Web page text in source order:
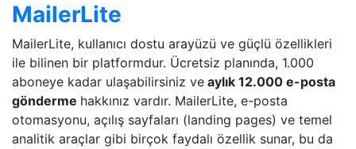
MailerLite
MailerLite, kullanıcı dostu arayüzü ve güçlü özellikleri
ile bilinen bir platformdur. Ücretsiz planında, 1.000
aboneye kadar ulaşabilirsiniz ve aylık 12.000 e-posta
gönderme hakkınız vardır. MailerLite, e-posta
otomasyonu, açılış sayfaları (landing pages) ve temel
analitik araçlar gibi birçok faydalı özellik sunar, bu da